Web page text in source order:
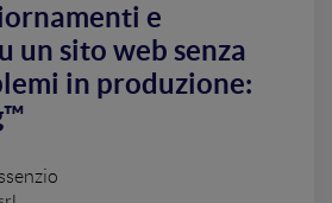
e
un sito web senza
in produzione: